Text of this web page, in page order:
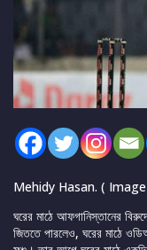
Mehidy Hasan. (
ঘরের মাঠে আফগানিস্তানের
জিততে পারলেও, ঘরের মাঠে